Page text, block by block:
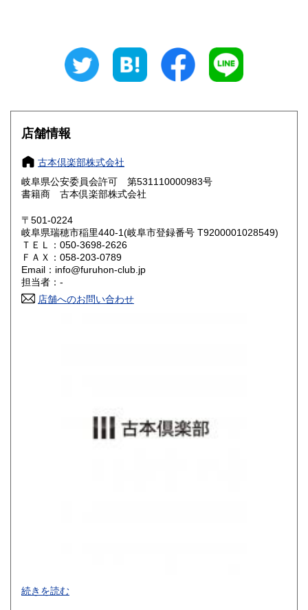
800円 三重県
大阪府
奈良県 800円
鳥取県 800円 島根県
岡山県
山口県 800円
香川県 800円
高知県 800円
1,200円
店舗情報
古本倶楽部株式会社
岐阜県公安委員会許可 第531110000983号
書籍商 古本倶楽部株式会社
〒501-0224
岐阜県瑞穂市稲里440-1(岐阜市登録番号 T9200001028549)
ＴＥＬ：050-3698-2626
ＦＡＸ：058-203-0789
Email：info@furuhon-club.jp
担当者：-
店舗へのお問い合わせ
買取品目一覧
続きを読む